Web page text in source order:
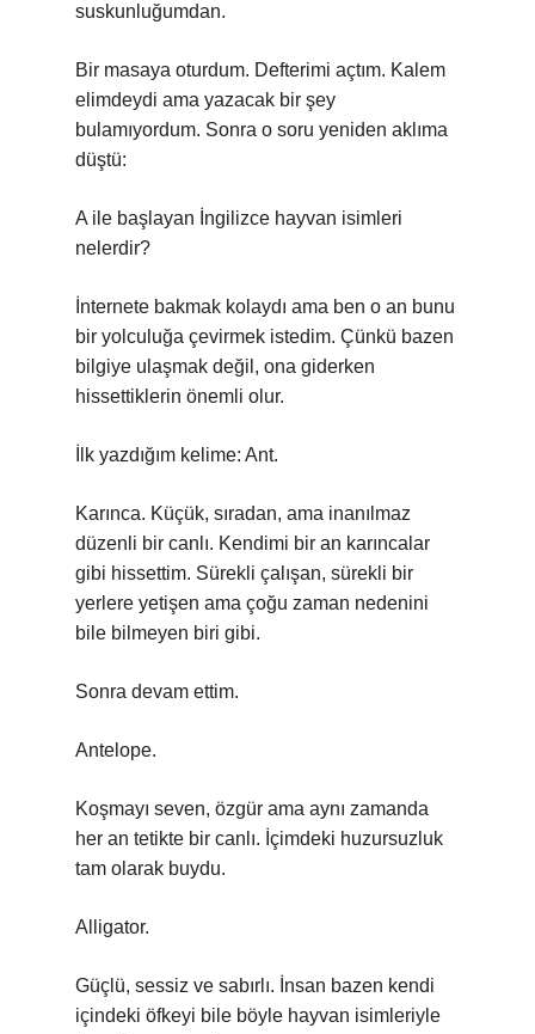
suskunluğumdan.
Bir masaya oturdum. Defterimi açtım. Kalem
elimdeydi ama yazacak bir şey
bulamıyordum. Sonra o soru yeniden aklıma
düştü:
A ile başlayan İngilizce hayvan isimleri
nelerdir?
İnternete bakmak kolaydı ama ben o an bunu
bir yolculuğa çevirmek istedim. Çünkü bazen
bilgiye ulaşmak değil, ona giderken
hissettiklerin önemli olur.
İlk yazdığım kelime: Ant.
Karınca. Küçük, sıradan, ama inanılmaz
düzenli bir canlı. Kendimi bir an karıncalar
gibi hissettim. Sürekli çalışan, sürekli bir
yerlere yetişen ama çoğu zaman nedenini
bile bilmeyen biri gibi.
Sonra devam ettim.
Antelope.
Koşmayı seven, özgür ama aynı zamanda
her an tetikte bir canlı. İçimdeki huzursuzluk
tam olarak buydu.
Alligator.
Güçlü, sessiz ve sabırlı. İnsan bazen kendi
içindeki öfkeyi bile böyle hayvan isimleriyle